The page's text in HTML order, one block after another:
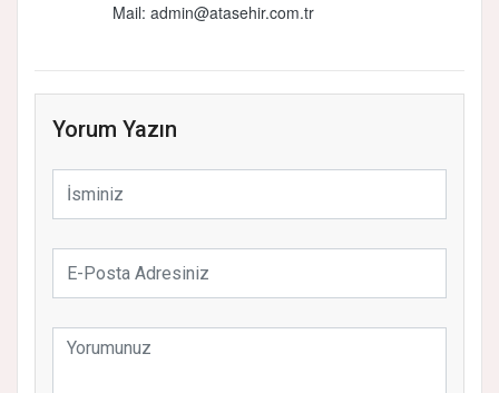
Mail: admin@atasehir.com.tr
Yorum Yazın